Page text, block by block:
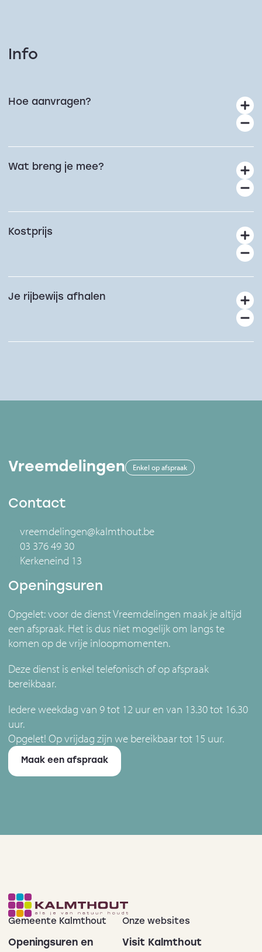
Info
Hoe aanvragen?
Wat breng je mee?
Kostprijs
Je rijbewijs afhalen
Vreemdelingen Enkel op afspraak
Contact
vreemdelingen@kalmthout.be
03 376 49 30
Kerkeneind 13
Openingsuren
Opgelet: voor de dienst Vreemdelingen maak je altijd
een afspraak. Het is dus niet mogelijk om langs te
komen op de vrije inloopmomenten.
Deze dienst is enkel telefonisch of op afspraak
bereikbaar.
Iedere weekdag van 9 tot 12 uur en van 13.30 tot 16.30
uur.
Opgelet! Op vrijdag zijn we bereikbaar tot 15 uur.
Maak een afspraak
Gemeente Kalmthout
Openingsuren en
Onze websites
Visit Kalmthout